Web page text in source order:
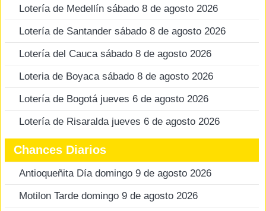
Lotería de Medellín sábado 8 de agosto 2026
Lotería de Santander sábado 8 de agosto 2026
Lotería del Cauca sábado 8 de agosto 2026
Loteria de Boyaca sábado 8 de agosto 2026
Lotería de Bogotá jueves 6 de agosto 2026
Lotería de Risaralda jueves 6 de agosto 2026
Chances Diarios
Antioqueñita Día domingo 9 de agosto 2026
Motilon Tarde domingo 9 de agosto 2026